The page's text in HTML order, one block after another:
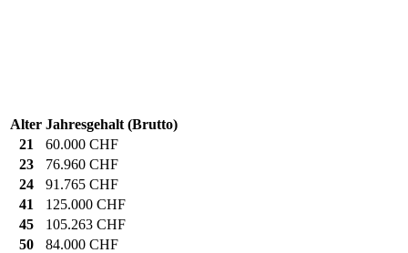
Alter Jahresgehalt (Brutto)
21
60.000 CHF
23
76.960 CHF
24
91.765 CHF
41
125.000 CHF
45
105.263 CHF
50
84.000 CHF